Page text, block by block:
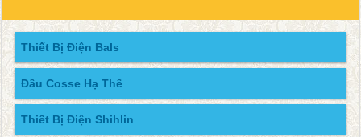
Thiết Bị Điện Bals
Đầu Cosse Hạ Thế
Thiết Bị Điện Shihlin